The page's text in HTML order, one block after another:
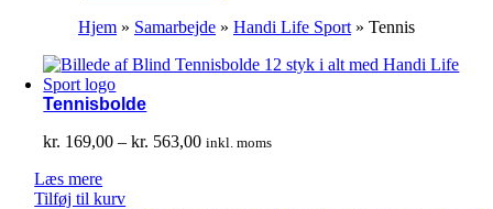
Hjem » Samarbejde » Handi Life Sport » Tennis
Tennisbolde
kr. 169,00 – kr. 563,00Prisinterval:
inkl. moms
Læs mere
Tilføj til kurv